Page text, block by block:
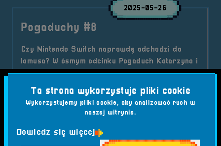
2025-05-26
Pogaduchy #8
Czy Nintendo Switch naprawdę odchodzi do
lamusa? W ósmym odcinku Pogaduch Katarzyna i
Andrzej Muzyczuk rozmawiają o końcu pewnej
ery, nostalgii, przyszłości retro i... nietypowych
kontrolerach. Cyk, pstryk – czas pożegnać
Switcha!
#ANDRZEJ MUZYCZUK #EMULACJA
#JOYCON
Ta strona wykorzystuje pliki cookie
Wykorzystujemy pliki cookie, aby analizować ruch w
naszej witrynie.
Dowiedz się więcej